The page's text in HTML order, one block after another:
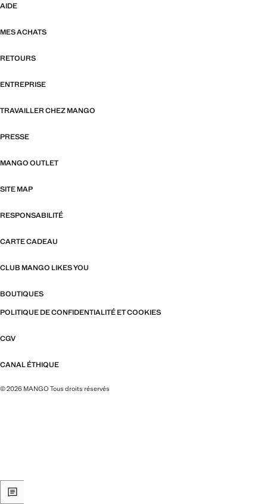
AIDE
MES ACHATS
RETOURS
ENTREPRISE
TRAVAILLER CHEZ MANGO
PRESSE
MANGO OUTLET
SITE MAP
RESPONSABILITÉ
CARTE CADEAU
CLUB MANGO LIKES YOU
BOUTIQUES
POLITIQUE DE CONFIDENTIALITÉ ET COOKIES
CGV
CANAL ÉTHIQUE
© 2026 MANGO Tous droits réservés